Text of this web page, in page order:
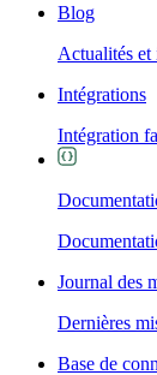
Blog
Actualités
Intégrations
Intégration
Journal des
Dernières
Base de